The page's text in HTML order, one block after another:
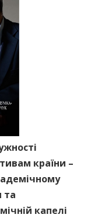
країни –
та
капелі